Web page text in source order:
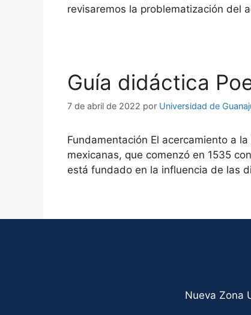
revisaremos la problematización del
Guía didáctica
7 de abril de 2022 por Universidad de
Fundamentación El acercamiento a
mexicanas, que comenzó en 1535
está fundado en la influencia de las
Nueva Zona